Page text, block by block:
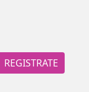
REGISTRATE